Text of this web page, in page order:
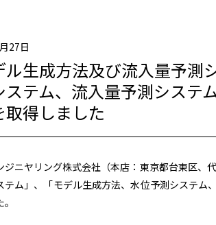
27日
ル生成方法及び流入量予
ステム、流入量予測システ
取得しました
ジニヤリング株式会社（本店：東京都台東区、
テム」、「モデル生成方法、水位予測システ